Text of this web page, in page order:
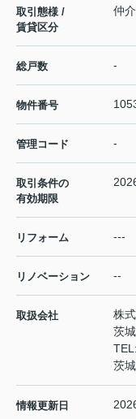
取引態様 /
賃貸区分
仲
総戸数 -
物件番号
管理コード -
取引条件の
有効期限
リフォーム ---
リノベーション --
取扱会社
株
茨
TEL:
茨
情報更新日